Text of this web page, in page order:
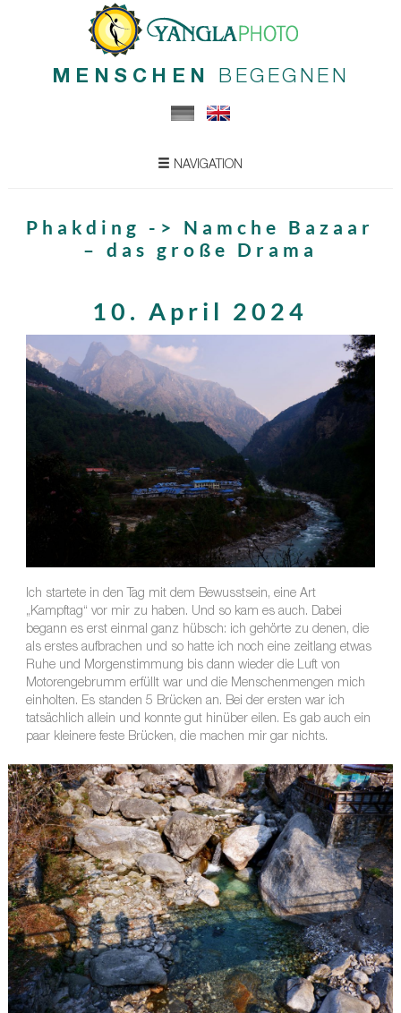
MENSCHEN BEGEGNEN
NAVIGATION
Phakding -> Namche Bazaar
– das große Drama
10. April 2024
Ich startete in den Tag mit dem Bewusstsein, eine Art
„Kampftag“ vor mir zu haben. Und so kam es auch. Dabei
begann es erst einmal ganz hübsch: ich gehörte zu denen, die
als erstes aufbrachen und so hatte ich noch eine zeitlang etwas
Ruhe und Morgenstimmung bis dann wieder die Luft von
Motorengebrumm erfüllt war und die Menschenmengen mich
einholten. Es standen 5 Brücken an. Bei der ersten war ich
tatsächlich allein und konnte gut hinüber eilen. Es gab auch ein
paar kleinere feste Brücken, die machen mir gar nichts.